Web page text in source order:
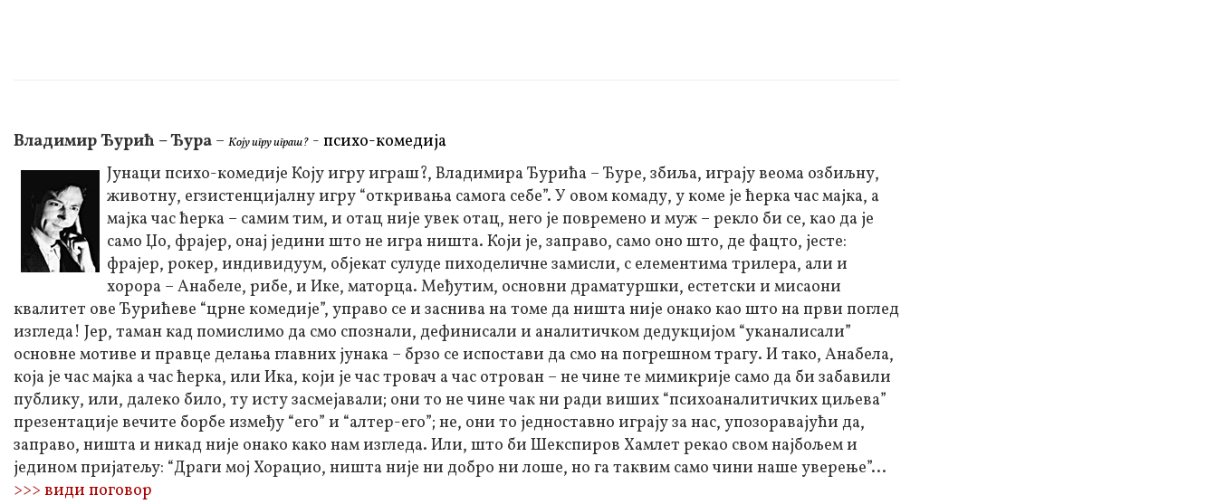
Владимир Ђурић – Ђура – Коју игру играш? - психо-комедија
Јунаци психо-комедије Коју игру играш?, Владимира Ђурића – Ђуре, збиља, играју веома озбиљну,
животну, егзистенцијалну игру “откривања самога себе”. У овом комаду, у коме је ћерка час мајка, а
мајка час ћерка – самим тим, и отац није увек отац, него је повремено и муж – рекло би се, као да је
само Џо, фрајер, онај једини што не игра ништа. Који је, заправо, само оно што, де фацто, јесте:
фрајер, рокер, индивидуум, објекат сулуде пиходеличне замисли, с елементима трилера, али и
хорора – Анабеле, рибе, и Ике, маторца. Међутим, основни драматуршки, естетски и мисаони
квалитет ове Ђурићеве “црне комедије”, управо се и заснива на томе да ништа није онако као што на први поглед
изгледа! Јер, таман кад помислимо да смо спознали, дефинисали и аналитичком дедукцијом “уканалисали”
основне мотиве и правце делања главних јунака – брзо се испостави да смо на погрешном трагу. И тако, Анабела,
која је час мајка а час ћерка, или Ика, који је час тровач а час отрован – не чине те мимикрије само да би забавили
публику, или, далеко било, ту исту засмејавали; они то не чине чак ни ради виших “психоаналитичких циљева”
презентације вечите борбе између “его” и “алтер-его”; не, они то једноставно играју за нас, упозоравајући да,
заправо, ништа и никад није онако како нам изгледа. Или, што би Шекспиров Хамлет рекао свом најбољем и
једином пријатељу: “Драги мој Хорацио, ништа није ни добро ни лоше, но га таквим само чини наше уверење”...
>>> види поговор